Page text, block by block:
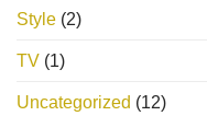
Style (2)
TV (1)
Uncategorized (12)